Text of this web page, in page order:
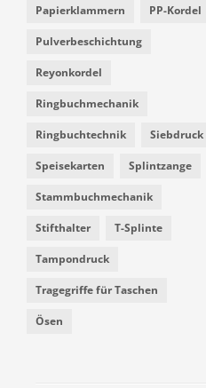
Papierklammern PP-Kordel
Pulverbeschichtung
Reyonkordel
Ringbuchmechanik
Ringbuchtechnik Siebdruck
Speisekarten Splintzange
Stammbuchmechanik
Stifthalter T-Splinte
Tampondruck
Tragegriffe für Taschen
Ösen